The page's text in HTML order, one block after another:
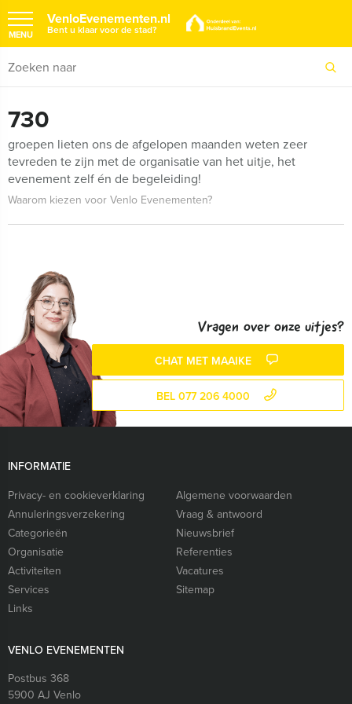
VenloEvenementen.nl
Bent u klaar voor de stad?
MENU
730
groepen lieten ons de afgelopen maanden weten zeer
tevreden te zijn met de organisatie van het uitje, het
evenement zelf én de begeleiding!
Waarom kiezen voor Venlo Evenementen?
Vragen over onze uitjes?
CHAT MET MAAIKE
BEL 077 206 4000
INFORMATIE
Privacy- en cookieverklaring
Algemene voorwaarden
Annuleringsverzekering
Vraag & antwoord
Categorieën
Nieuwsbrief
Organisatie
Referenties
Activiteiten
Vacatures
Services
Sitemap
Links
VENLO EVENEMENTEN
Postbus 368
5900 AJ Venlo